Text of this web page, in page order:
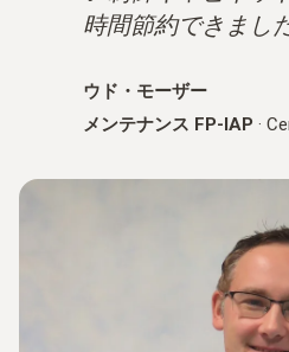
時間節約できまし
ウド・モーザー
メンテナンス FP-IAP ·